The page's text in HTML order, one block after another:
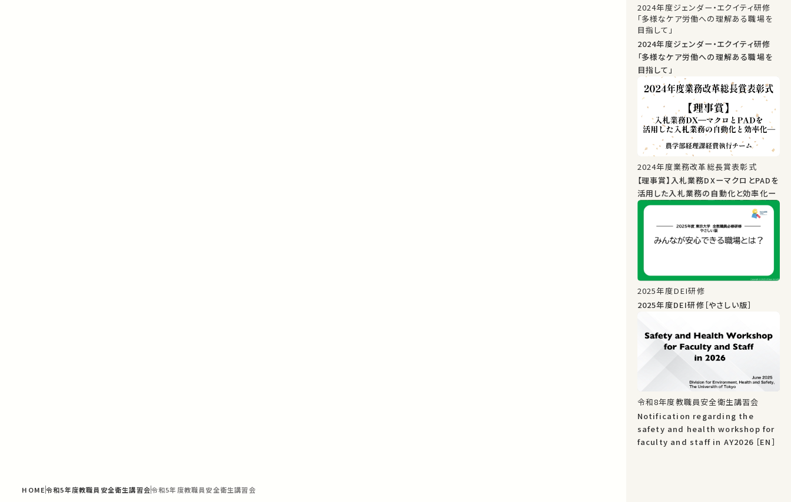
HOME令和5年度教職員安全衛生講習会令和5年度教職員安全衛生講習会
2024年度ジェンダー・エクイティ研修
「多様なケア労働への理解ある職場を
目指して」
2024年度ジェンダー・エクイティ研修
「多様なケア労働への理解ある職場を
目指して」
2024年度業務改革総長賞表彰式
【理事賞】入札業務DXーマクロとPADを
活用した入札業務の自動化と効率化ー
2025年度DEI研修
2025年度DEI研修［やさしい版］
令和8年度教職員安全衛生講習会
Notification regarding the
safety and health workshop for
faculty and staff in AY2026 ［EN］